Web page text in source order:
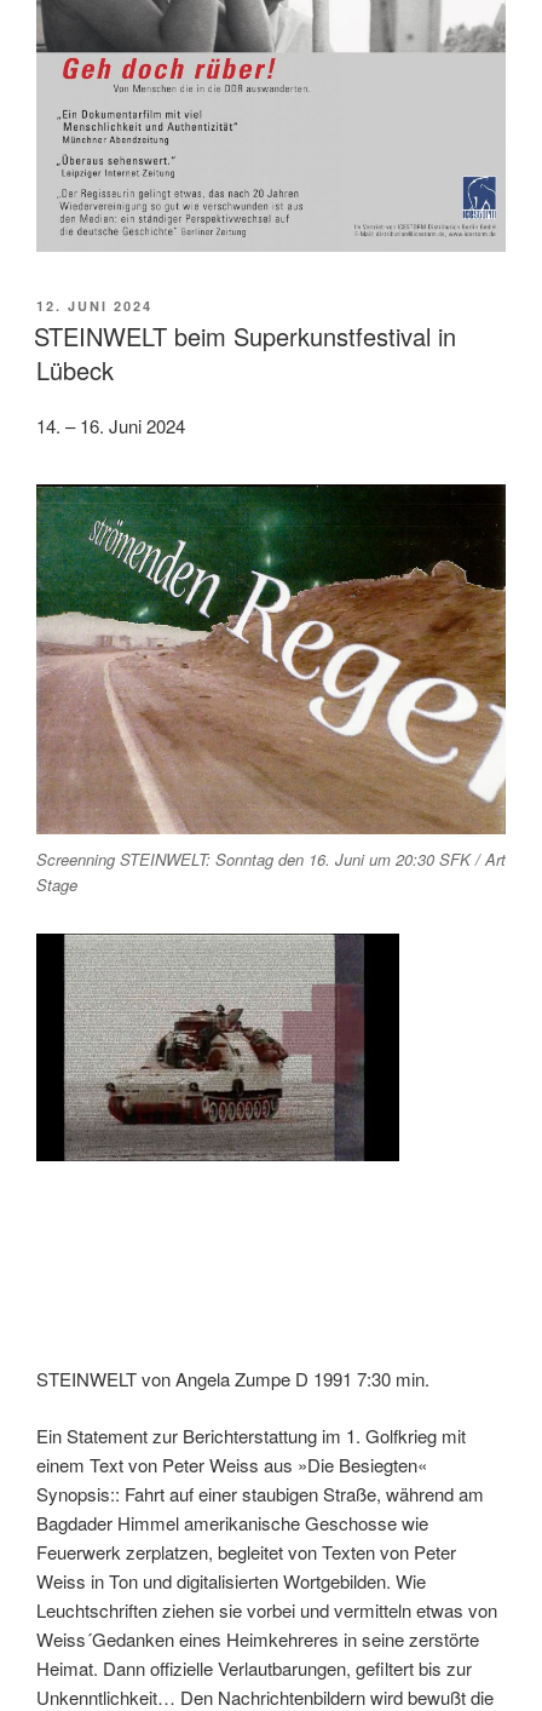
VERÖFFENTLICHT
AM
12. JUNI 2024
STEINWELT beim Superkunstfestival in
Lübeck
14. – 16. Juni 2024
Screenning STEINWELT: Sonntag den 16. Juni um 20:30 SFK / Art
Stage
STEINWELT von Angela Zumpe D 1991 7:30 min.
Ein Statement zur Berichterstattung im 1. Golfkrieg mit
einem Text von Peter Weiss aus »Die Besiegten«
Synopsis:: Fahrt auf einer staubigen Straße, während am
Bagdader Himmel amerikanische Geschosse wie
Feuerwerk zerplatzen, begleitet von Texten von Peter
Weiss in Ton und digitalisierten Wortgebilden. Wie
Leuchtschriften ziehen sie vorbei und vermitteln etwas von
Weiss´Gedanken eines Heimkehreres in seine zerstörte
Heimat. Dann offizielle Verlautbarungen, gefiltert bis zur
Unkenntlichkeit… Den Nachrichtenbildern wird bewußt die